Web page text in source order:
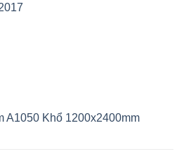
A1050 Khổ 1200x2400mm